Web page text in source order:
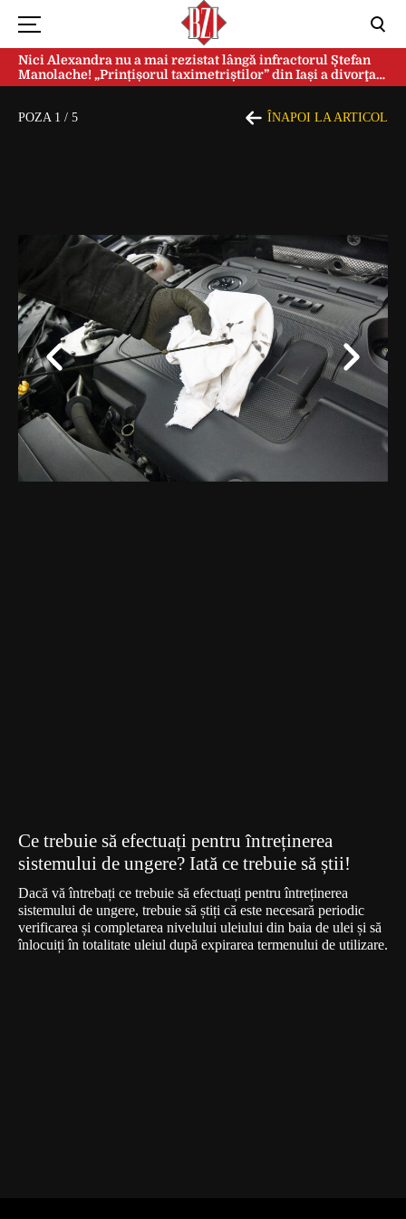
Nici Alexandra nu a mai rezistat lângă infractorul Ștefan
Manolache! „Prințișorul taximetriștilor” din Iași a divorţat
după doi ani de căsnicie
POZA 1 / 5 ÎNAPOI LA ARTICOL
Ce trebuie să efectuați pentru întreținerea
sistemului de ungere? Iată ce trebuie să știi!
Dacă vă întrebați ce trebuie să efectuați pentru întreținerea
sistemului de ungere, trebuie să știți că este necesară periodic
verificarea și completarea nivelului uleiului din baia de ulei și să
înlocuiți în totalitate uleiul după expirarea termenului de utilizare.